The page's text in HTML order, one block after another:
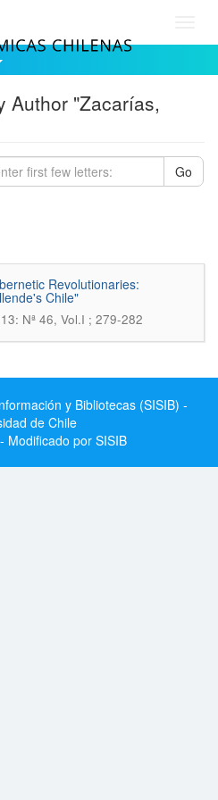
Author "Zacarías,
Go
Revolutionaries:
Chile"
Nª 46, Vol.I ; 279-282
y Bibliotecas (SISIB) -
de Chile
Modificado por SISIB